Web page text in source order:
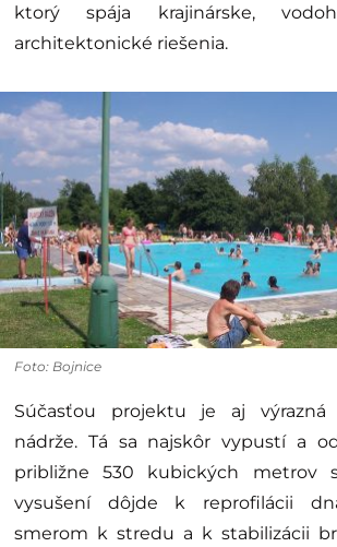
ktorý spája krajinárske,
architektonické riešenia.
Foto: Bojnice
Súčasťou projektu je aj výrazná
nádrže. Tá sa najskôr vypustí a
približne 530 kubických metrov
vysušení dôjde k reprofilácii
smerom k stredu a k stabilizácii